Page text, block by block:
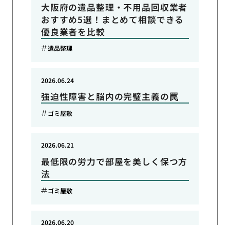
大阪府の遺品整理・不用品回収業者
おすすめ5選！まとめて相談できる
優良業者を比較
遺品整理
強迫性障害と脳内の完璧主義の罠
2026.06.24
ゴミ屋敷
最低限の労力で部屋を美しく保つ方
法
2026.06.21
ゴミ屋敷
2026.06.20